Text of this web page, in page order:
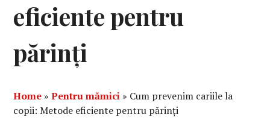
eficiente pentru
părinți
Home »Pentru mămici » Cum prevenim cariile la
copii: Metode eficiente pentru părinți